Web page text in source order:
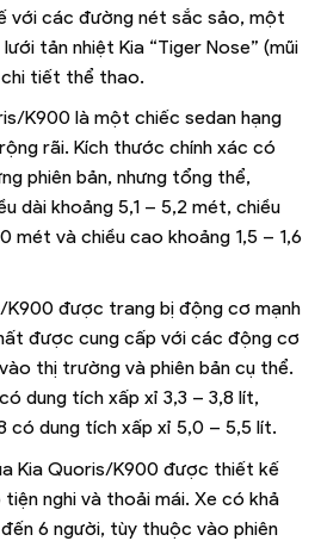
với các đường nét sắc sảo, một
tản nhiệt Kia “Tiger Nose” (mũi
chi tiết thể thao.
K900 là một chiếc sedan hạng
rãi. Kích thước chính xác có
phiên bản, nhưng tổng thể,
dài khoảng 5,1 – 5,2 mét, chiều
mét và chiều cao khoảng 1,5 – 1,6
được trang bị động cơ mạnh
được cung cấp với các động cơ
thị trường và phiên bản cụ thể.
dung tích xấp xỉ 3,3 – 3,8 lít,
có dung tích xấp xỉ 5,0 – 5,5 lít.
Kia Quoris/K900 được thiết kế
nghi và thoải mái. Xe có khả
6 người, tùy thuộc vào phiên